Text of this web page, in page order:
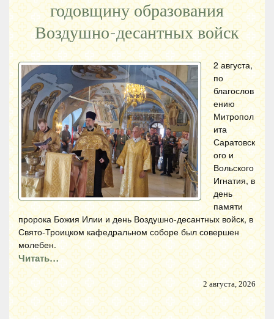
годовщину образования
Воздушно-десантных войск
2 августа,
по
благослов
ению
Митропол
ита
Саратовск
ого и
Вольского
Игнатия, в
день
памяти
пророка Божия Илии и день Воздушно-десантных войск, в
Свято-Троицком кафедральном соборе был совершен
молебен.
Читать…
2 августа, 2026